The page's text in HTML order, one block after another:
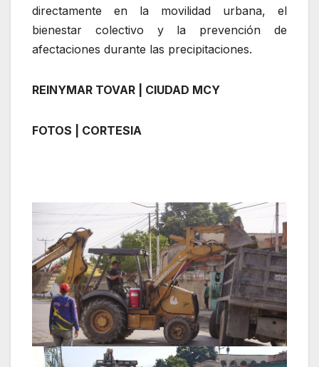
directamente en la movilidad urbana, el
bienestar colectivo y la prevención de
afectaciones durante las precipitaciones.
REINYMAR TOVAR | CIUDAD MCY
FOTOS | CORTESIA